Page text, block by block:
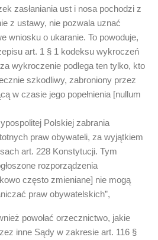
zasłaniania ust i nosa pochodzi z
z ustawy, nie pozwala uznać
wniosku o ukaranie. To powoduje,
art. 1 § 1 kodeksu wykroczeń
wykroczenie podlega ten tylko, kto
szkodliwy, zabroniony przez
w czasie jego popełnienia [nullum
Polskiej zabrania
praw obywateli, za wyjątkiem
art. 228 Konstytucji. Tym
rozporządzenia
często zmieniane] nie mogą
praw obywatelskich”,
powołać orzecznictwo, jakie
inne Sądy w zakresie art. 116 §